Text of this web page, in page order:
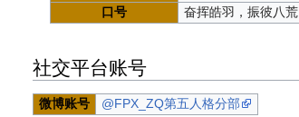
口号
奋挥皓羽，振彼八荒
社交平台账号
微博账号 @FPX_ZQ第五人格分部